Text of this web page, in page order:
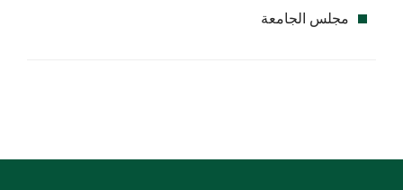
مجلس الجامعة